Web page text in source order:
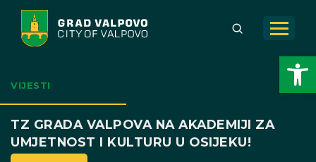
Open toolbar
VIJESTI
TZ GRADA VALPOVA NA AKADEMIJI ZA
UMJETNOST I KULTURU U OSIJEKU!